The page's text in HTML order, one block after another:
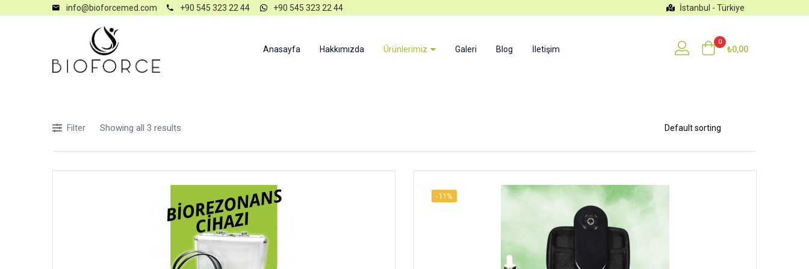
info@bioforcemed.com +90 545 323 22 44 +90 545 323 22 44 İstanbul - Türkiye
Anasayfa Hakkımızda Ürünlerimiz Galeri Blog İletişim
0
₺0,00
Showing all 3 results
Filter
-11%